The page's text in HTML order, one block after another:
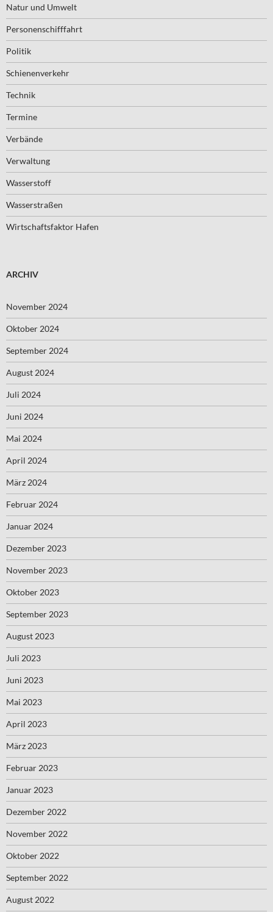
Natur und Umwelt
Personenschifffahrt
Politik
Schienenverkehr
Technik
Termine
Verbände
Verwaltung
Wasserstoff
Wasserstraßen
Wirtschaftsfaktor Hafen
ARCHIV
November 2024
Oktober 2024
September 2024
August 2024
Juli 2024
Juni 2024
Mai 2024
April 2024
März 2024
Februar 2024
Januar 2024
Dezember 2023
November 2023
Oktober 2023
September 2023
August 2023
Juli 2023
Juni 2023
Mai 2023
April 2023
März 2023
Februar 2023
Januar 2023
Dezember 2022
November 2022
Oktober 2022
September 2022
August 2022